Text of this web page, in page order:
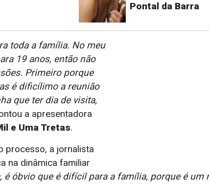
Pontal da Barra
toda a família. No meu
19 anos, então não
Primeiro porque
é dificílimo a reunião
que ter dia de visita,
a apresentadora
e Uma Tretas.
processo, a jornalista
na dinâmica familiar
é óbvio que é difícil para a família, porque é um